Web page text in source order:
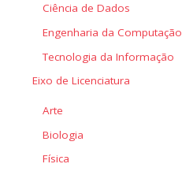
Ciência de Dados
Engenharia da Computação
Tecnologia da Informação
Eixo de Licenciatura
Arte
Biologia
Física